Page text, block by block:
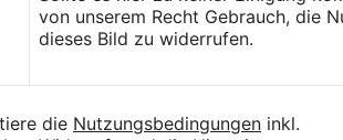
von unserem Recht Gebrauch, die
dieses Bild zu widerrufen.
die Nutzungsbedingungen inkl.